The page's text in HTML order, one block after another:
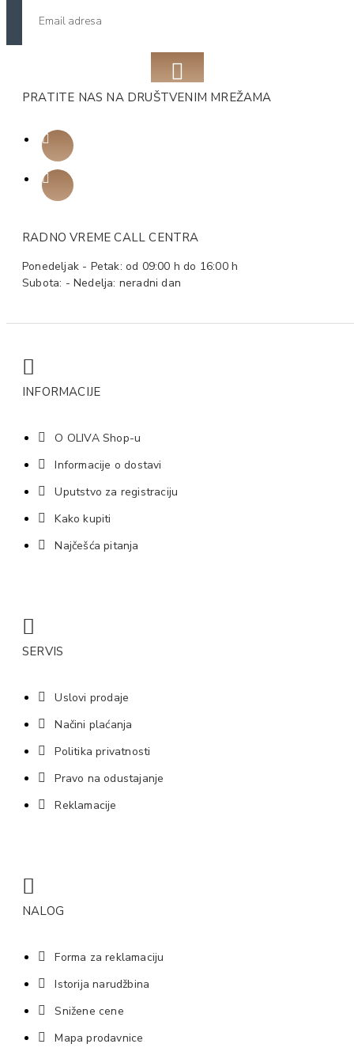
PRATITE NAS NA DRUŠTVENIM MREŽAMA
RADNO VREME CALL CENTRA
Ponedeljak - Petak: od 09:00 h do 16:00 h
Subota: - Nedelja: neradni dan
INFORMACIJE
O OLIVA Shop-u
Informacije o dostavi
Uputstvo za registraciju
Kako kupiti
Najčešća pitanja
SERVIS
Uslovi prodaje
Načini plaćanja
Politika privatnosti
Pravo na odustajanje
Reklamacije
NALOG
Forma za reklamaciju
Istorija narudžbina
Snižene cene
Mapa prodavnice